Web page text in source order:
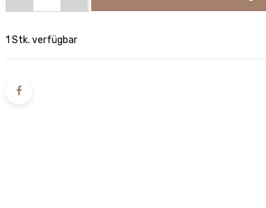
1 Stk. verfügbar